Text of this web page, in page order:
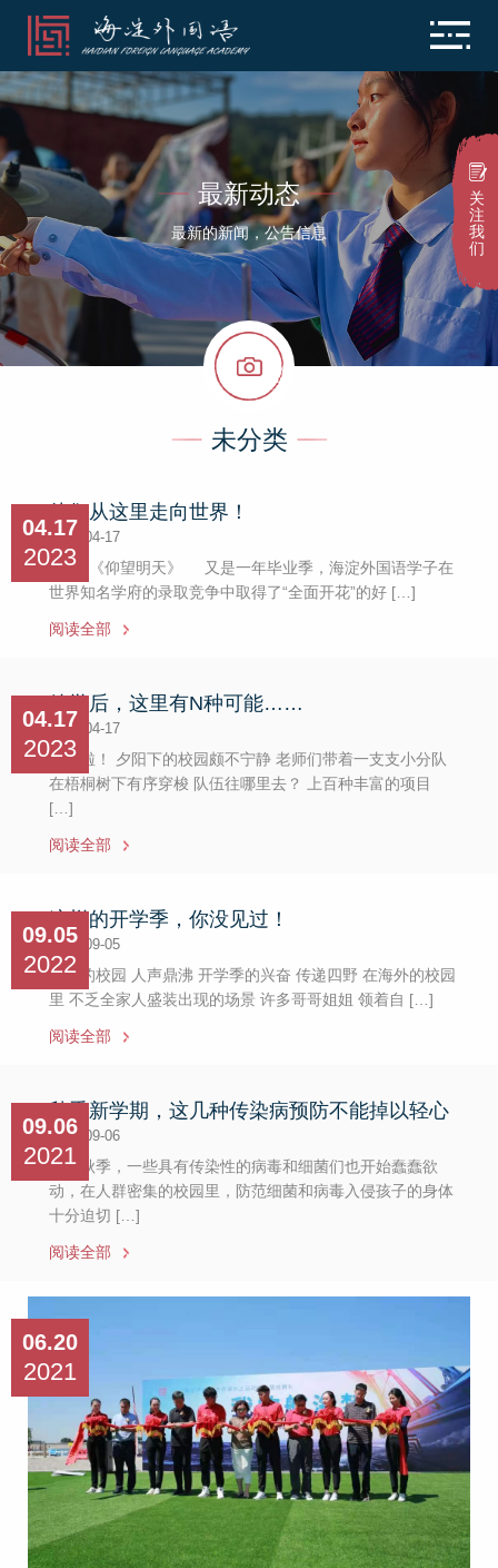
关
注
我
们
最新动态
最新的新闻，公告信息
未分类
04.17
2023
他们从这里走向世界！
2023-04-17
​ 歌曲《仰望明天》 又是一年毕业季，海淀外国语学子在
世界知名学府的录取竞争中取得了“全面开花”的好 […]
阅读全部
04.17
2023
放学后，这里有N种可能……
2023-04-17
​放学啦！ 夕阳下的校园颇不宁静 老师们带着一支支小分队
在梧桐树下有序穿梭 队伍往哪里去？ 上百种丰富的项目
[…]
阅读全部
09.05
2022
这样的开学季，你没见过！
2022-09-05
​九月的校园 人声鼎沸 开学季的兴奋 传递四野 在海外的校园
里 不乏全家人盛装出现的场景 许多哥哥姐姐 领着自 […]
阅读全部
09.06
2021
秋季新学期，这几种传染病预防不能掉以轻心
2021-09-06
进入秋季，一些具有传染性的病毒和细菌们也开始蠢蠢欲
动，在人群密集的校园里，防范细菌和病毒入侵孩子的身体
十分迫切 […]
阅读全部
06.20
2021